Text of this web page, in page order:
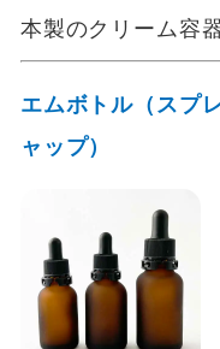
本製のクリーム容
エムボトル（スプ
ャップ）